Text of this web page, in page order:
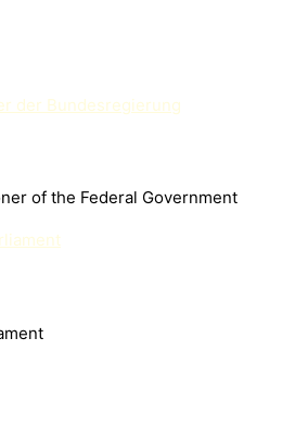
of the Federal Government